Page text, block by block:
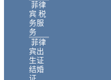
菲律
宾 税
务服
务
菲律
宾出
生证
结婚